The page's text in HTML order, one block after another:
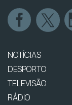
NOTÍCIAS
DESPORTO
TELEVISÃO
RÁDIO